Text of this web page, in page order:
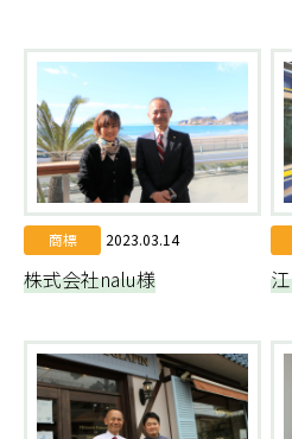
商標 2023.03.14
株式会社nalu様